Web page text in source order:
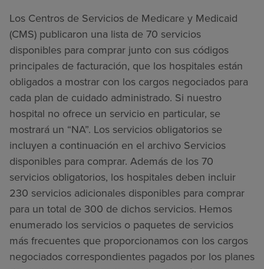
Los Centros de Servicios de Medicare y Medicaid
(CMS) publicaron una lista de 70 servicios
disponibles para comprar junto con sus códigos
principales de facturación, que los hospitales están
obligados a mostrar con los cargos negociados para
cada plan de cuidado administrado. Si nuestro
hospital no ofrece un servicio en particular, se
mostrará un “NA”. Los servicios obligatorios se
incluyen a continuación en el archivo Servicios
disponibles para comprar. Además de los 70
servicios obligatorios, los hospitales deben incluir
230 servicios adicionales disponibles para comprar
para un total de 300 de dichos servicios. Hemos
enumerado los servicios o paquetes de servicios
más frecuentes que proporcionamos con los cargos
negociados correspondientes pagados por los planes